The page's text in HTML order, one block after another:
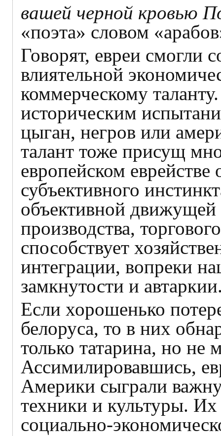
вашей черной кровью
«поэта» словом
Говорят, евреи смогли
влиятельной
коммерческому
историческим
цыган, негров или
талант тоже присущ
европейском еврействе
субъективного
объективной
производства,
способствует
интеграции, вопреки
замкнутости и
Если хорошенько
белоруса, то в них
только татарина, но не
Ассимилировавшись,
Америки сыграли
техники и культуры.
социально-